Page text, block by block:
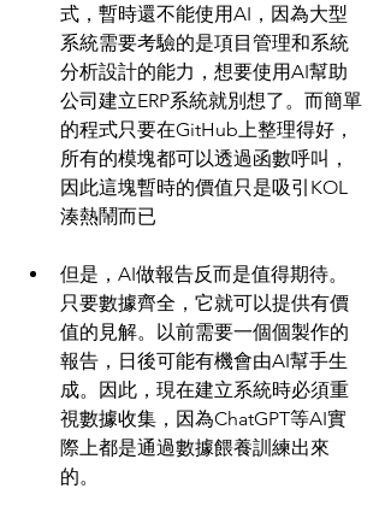
式，暫時還不能使用AI，因為大型
系統需要考驗的是項目管理和系統
分析設計的能力，想要使用AI幫助
公司建立ERP系統就別想了。而簡單
的程式只要在GitHub上整理得好，
所有的模塊都可以透過函數呼叫，
因此這塊暫時的價值只是吸引KOL
湊熱鬧而已
但是，AI做報告反而是值得期待。
只要數據齊全，它就可以提供有價
值的見解。以前需要一個個製作的
報告，日後可能有機會由AI幫手生
成。因此，現在建立系統時必須重
視數據收集，因為ChatGPT等AI實
際上都是通過數據餵養訓練出來
的。